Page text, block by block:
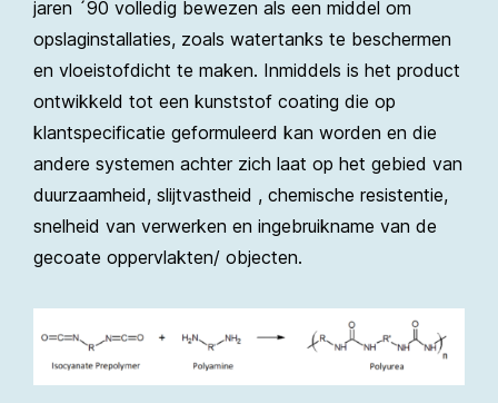
jaren ´90 volledig bewezen als een middel om
opslaginstallaties, zoals watertanks te beschermen
en vloeistofdicht te maken. Inmiddels is het product
ontwikkeld tot een kunststof coating die op
klantspecificatie geformuleerd kan worden en die
andere systemen achter zich laat op het gebied van
duurzaamheid, slijtvastheid , chemische resistentie,
snelheid van verwerken en ingebruikname van de
gecoate oppervlakten/ objecten.